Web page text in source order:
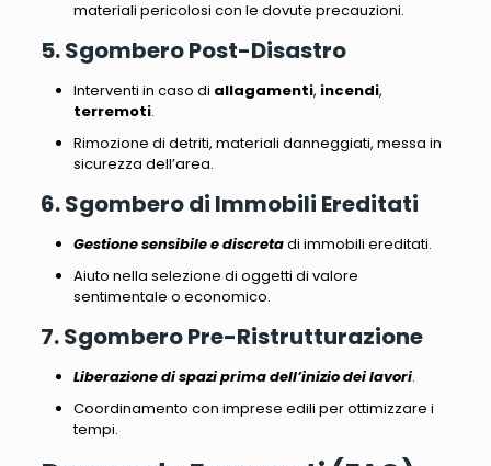
materiali pericolosi con le dovute precauzioni.
5. Sgombero Post-Disastro
Interventi in caso di allagamenti, incendi,
terremoti.
Rimozione di detriti, materiali danneggiati, messa in
sicurezza dell’area.
6. Sgombero di Immobili Ereditati
Gestione sensibile e discretadi immobili ereditati.
Aiuto nella selezione di oggetti di valore
sentimentale o economico.
7. Sgombero Pre-Ristrutturazione
Liberazione di spazi prima dell’inizio dei lavori.
Coordinamento con imprese edili per ottimizzare i
tempi.